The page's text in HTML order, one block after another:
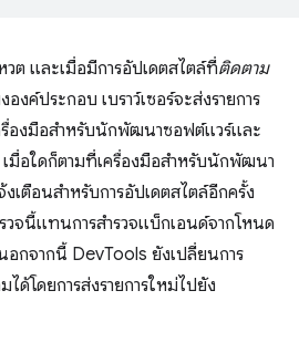
วต และเมื่อมีการอัปเดตสไตล์ที่ติดตาม
ค์ประกอบ เบราว์เซอร์จะส่งรายการ
องมือสำหรับนักพัฒนาซอฟต์แวร์และ
มื่อใดก็ตามที่เครื่องมือสำหรับนักพัฒนา
เตือนสำหรับการอัปเดตสไตล์อีกครั้ง
วจนี้แทนการสำรวจแบ็กเอนด์จากโหนด
กจากนี้ DevTools ยังเปลี่ยนการ
ด้โดยการส่งรายการใหม่ไปยัง